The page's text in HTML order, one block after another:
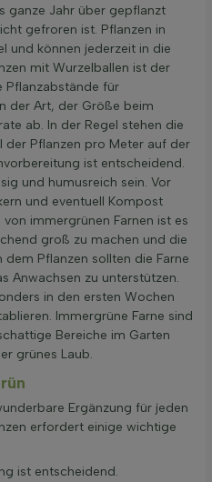
ganze Jahr über gepflanzt
gefroren ist. Pflanzen in
und können jederzeit in die
mit Wurzelballen ist der
Pflanzabstände für
der Art, der Größe beim
ab. In der Regel stehen die
der Pflanzen pro Meter auf der
ist entscheidend.
und humusreich sein. Vor
und eventuell Kompost
immergrünen Farnen ist es
groß zu machen und die
Pflanzen sollten die Farne
Anwachsen zu unterstützen.
in den ersten Wochen
Immergrüne Farne sind
Bereiche im Garten
grünes Laub.
Ergänzung für jeden
erfordert einige wichtige
ist entscheidend.